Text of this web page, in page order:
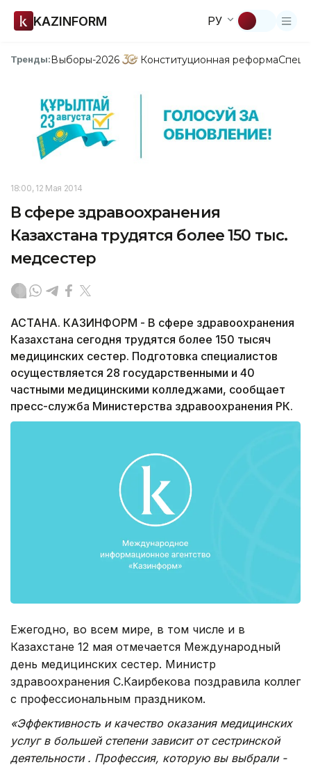
KAZINFORM РУ
Тренды:Выборы-2026 Конституционная реформа
18:00, 12 Мая 2014
В сфере здравоохранения
Казахстана трудятся более 150 тыс.
медсестер
АСТАНА. КАЗИНФОРМ - В сфере здравоохранения
Казахстана сегодня трудятся более 150 тысяч
медицинских сестер. Подготовка специалистов
осуществляется 28 государственными и 40
частными медицинскими колледжами, сообщает
пресс-служба Министерства здравоохранения РК.
Ежегодно, во всем мире, в том числе и в
Казахстане 12 мая отмечается Международный
день медицинских сестер. Министр
здравоохранения С.Каирбекова поздравила коллег
с профессиональным праздником.
«Эффективность и качество оказания медицинских
услуг в большей степени зависит от сестринской
деятельности . Профессия, которую вы выбрали -